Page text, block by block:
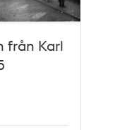
från Karl